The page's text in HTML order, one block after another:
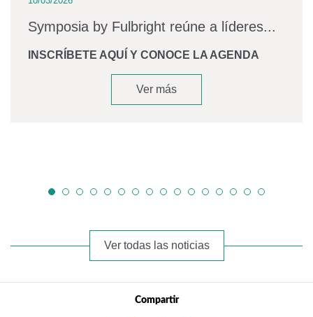
Symposia by Fulbright reúne a líderes...
INSCRÍBETE AQUÍ Y CONOCE LA AGENDA
Ver más
Ver todas las noticias
Compartir